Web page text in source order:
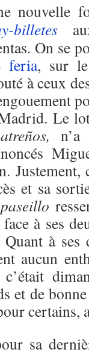
nouvelle
billetes
On se
feria, sur
à ceux
Le
Justement,
et sa
paseillo
à ses
à
aucun
et de
certains,
sa